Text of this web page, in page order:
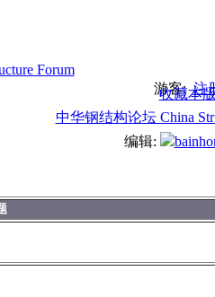
游客:注
收藏本
中华钢结构论坛 China
编辑: